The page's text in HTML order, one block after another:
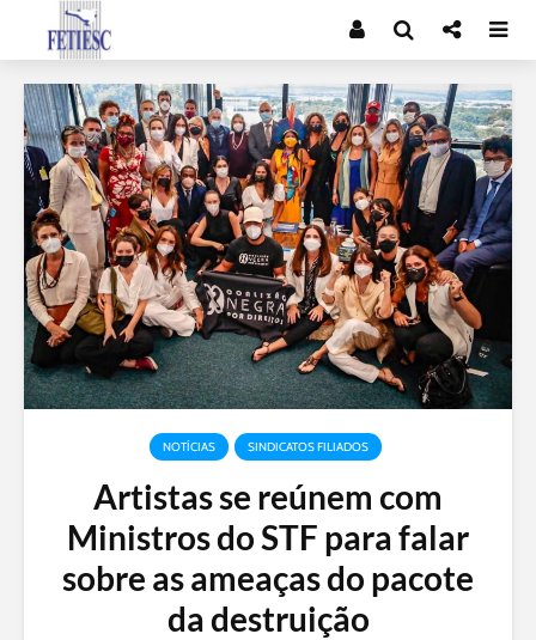
NOTÍCIAS SINDICATOS FILIADOS
Artistas se reúnem com
Ministros do STF para falar
sobre as ameaças do pacote
da destruição